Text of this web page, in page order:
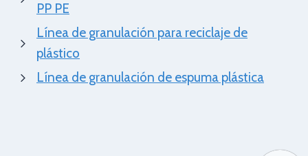
PP PE
Línea de granulación para reciclaje de
plástico
Línea de granulación de espuma plástica